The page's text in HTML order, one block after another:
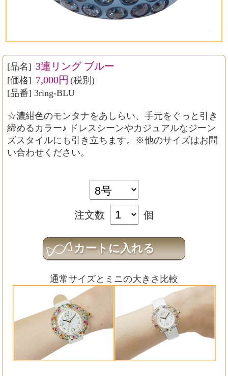
[品名] 3連リング ブルー
[価格] 7,000円 (税別)
[品番] 3ring-BLU
☆濃紺色のモンタナをあしらい、手元をぐっと引き
締めるカラー♪ ドレスシーンやカジュアルなジーン
ズスタイルにも引き立ちます。※他のサイズはお問
い合わせください。
注文数 個
通常サイズとミニの大きさ比較